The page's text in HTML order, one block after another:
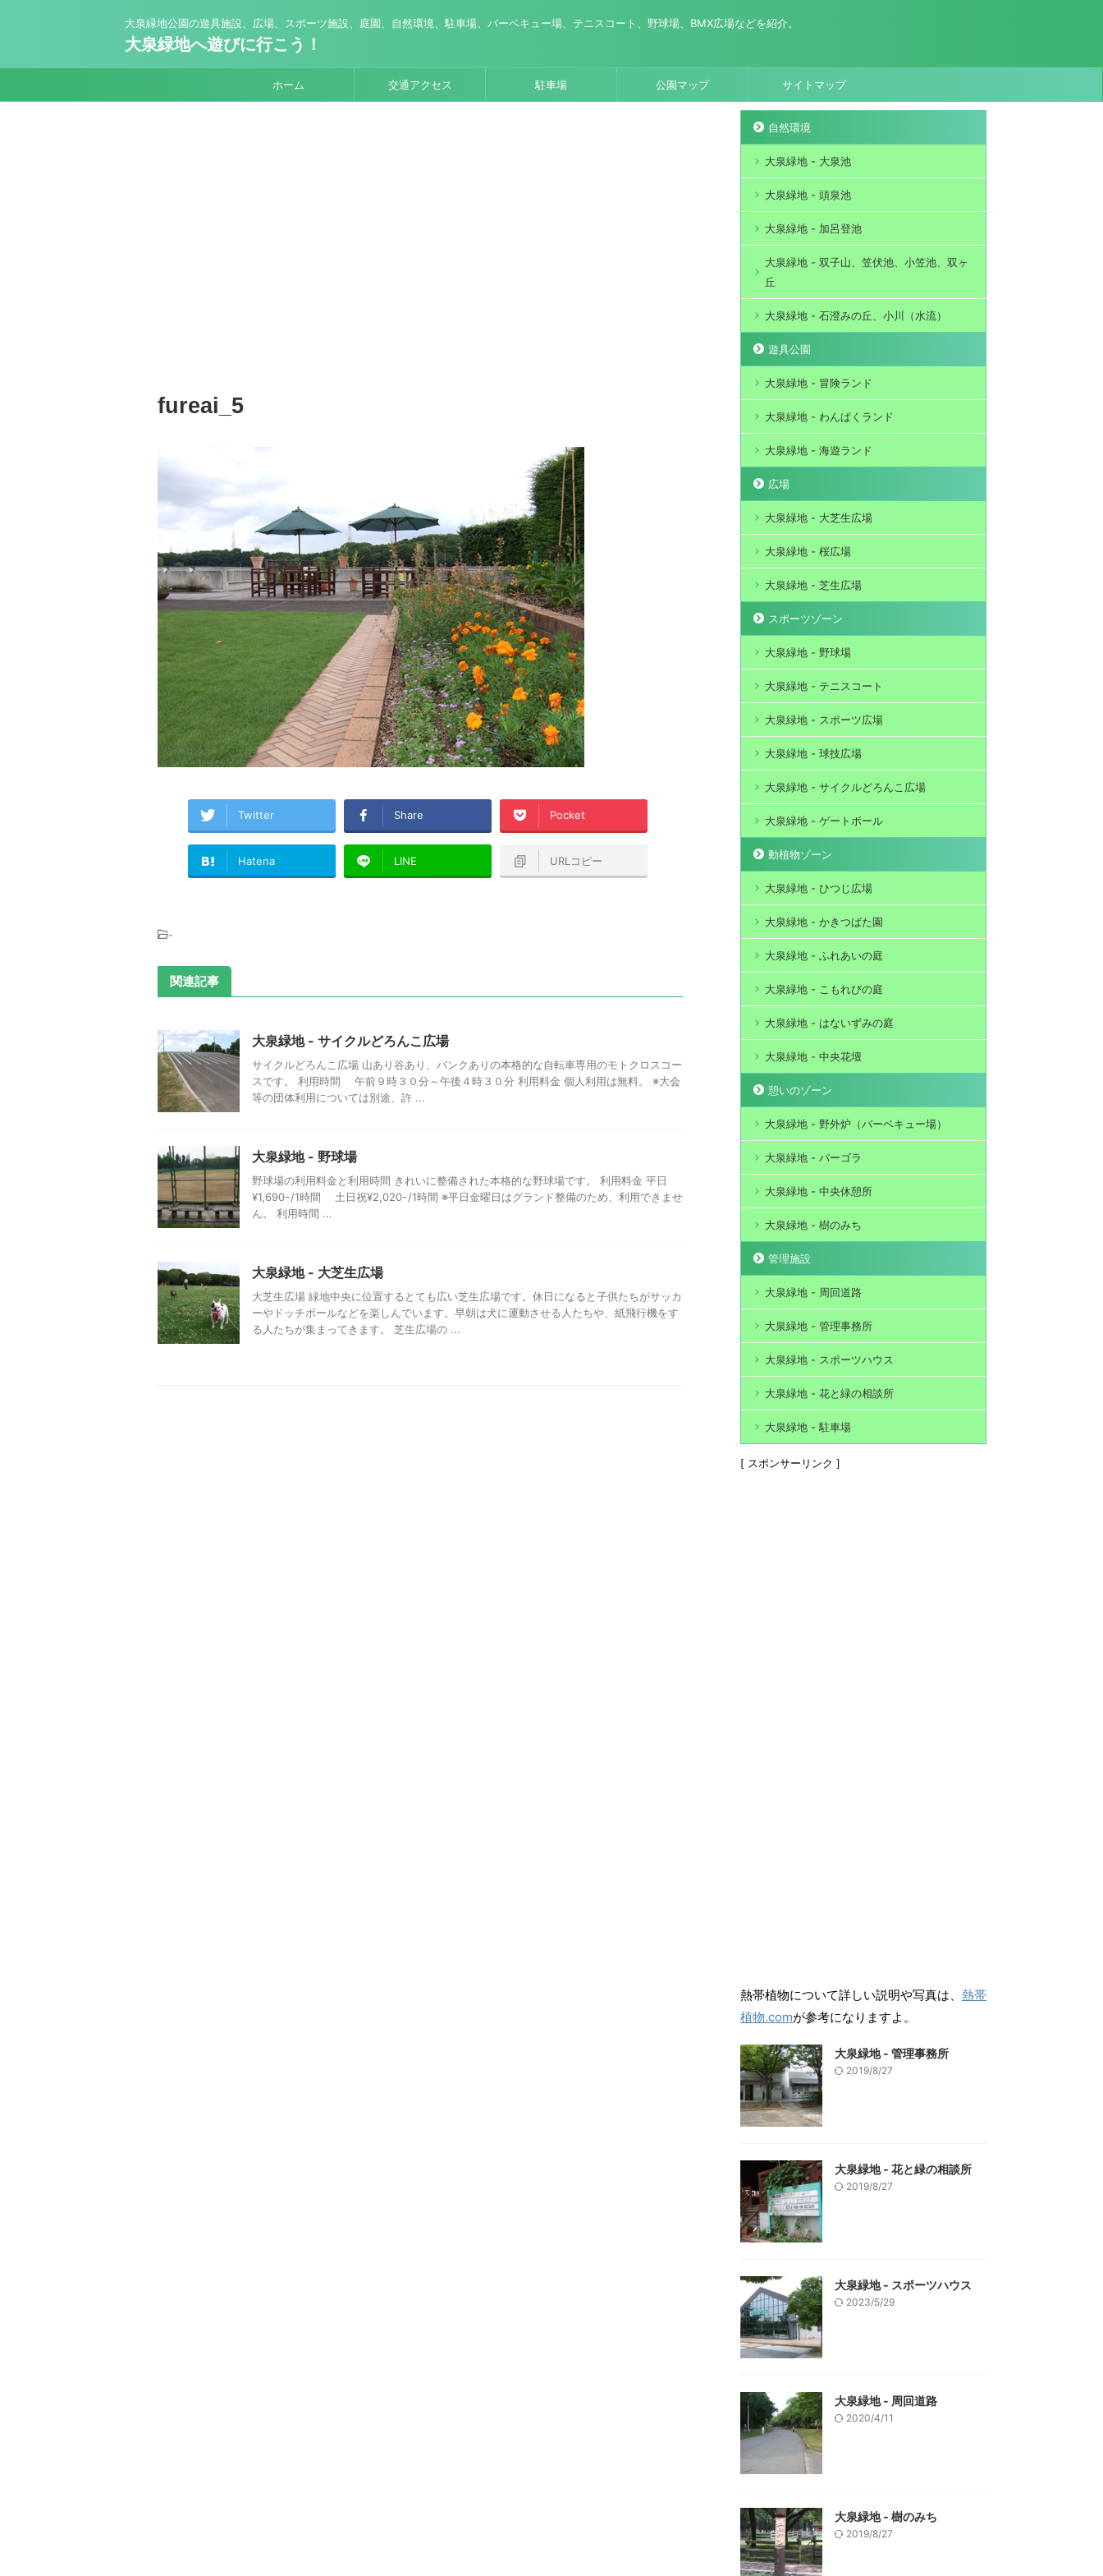
大泉緑地公園の遊具施設、広場、スポーツ施設、庭園、自然環境、駐車場、バーベキュー場、テニスコート、野球場、BMX広場などを紹介。
大泉緑地へ遊びに行こう！
ホーム 交通アクセス 駐車場 公園マップ サイトマップ
fureai_5
Twitter Share Pocket
Hatena LINE URLコピー
-
関連記事
大泉緑地 - サイクルどろんこ広場
サイクルどろんこ広場 山あり谷あり、バンクありの本格的な自転車専用のモトクロスコー
スです。 利用時間 午前９時３０分～午後４時３０分 利用料金 個人利用は無料。 ※大会
等の団体利用については別途、許 ...
大泉緑地 - 野球場
野球場の利用料金と利用時間 きれいに整備された本格的な野球場です。 利用料金 平日
¥1,690ｰ/1時間 土日祝¥2,020ｰ/1時間 ※平日金曜日はグランド整備のため、利用できませ
ん。 利用時間 ...
大泉緑地 - 大芝生広場
大芝生広場 緑地中央に位置するとても広い芝生広場です。休日になると子供たちがサッカ
ーやドッチボールなどを楽しんでいます。早朝は犬に運動させる人たちや、紙飛行機をす
る人たちが集まってきます。 芝生広場の ...
自然環境
大泉緑地 - 大泉池
大泉緑地 - 頭泉池
大泉緑地 - 加呂登池
大泉緑地 - 双子山、笠伏池、小笠池、双ヶ
丘
大泉緑地 - 石澄みの丘、小川（水流）
遊具公園
大泉緑地 - 冒険ランド
大泉緑地 - わんぱくランド
大泉緑地 - 海遊ランド
広場
大泉緑地 - 大芝生広場
大泉緑地 - 桜広場
大泉緑地 - 芝生広場
スポーツゾーン
大泉緑地 - 野球場
大泉緑地 - テニスコート
大泉緑地 - スポーツ広場
大泉緑地 - 球技広場
大泉緑地 - サイクルどろんこ広場
大泉緑地 - ゲートボール
動植物ゾーン
大泉緑地 - ひつじ広場
大泉緑地 - かきつばた園
大泉緑地 - ふれあいの庭
大泉緑地 - こもれびの庭
大泉緑地 - はないずみの庭
大泉緑地 - 中央花壇
憩いのゾーン
大泉緑地 - 野外炉（バーベキュー場）
大泉緑地 - パーゴラ
大泉緑地 - 中央休憩所
大泉緑地 - 樹のみち
管理施設
大泉緑地 - 周回道路
大泉緑地 - 管理事務所
大泉緑地 - スポーツハウス
大泉緑地 - 花と緑の相談所
大泉緑地 - 駐車場
[ スポンサーリンク ]
熱帯植物について詳しい説明や写真は、 熱帯
植物.comが参考になりますよ。
大泉緑地 - 管理事務所
2019/8/27
大泉緑地 - 花と緑の相談所
2019/8/27
大泉緑地 - スポーツハウス
2023/5/29
大泉緑地 - 周回道路
2020/4/11
大泉緑地 - 樹のみち
2019/8/27